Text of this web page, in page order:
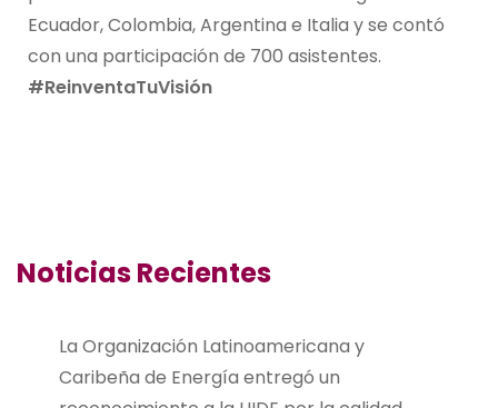
Ecuador, Colombia, Argentina e Italia y se contó
con una participación de 700 asistentes.
#ReinventaTuVisión
Noticias Recientes
La Organización Latinoamericana y
Caribeña de Energía entregó un